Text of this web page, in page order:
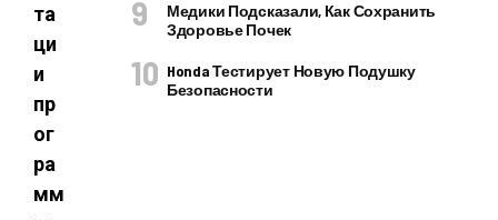
та
ци
и
пр
ог
ра
мм
Медики Подсказали, Как Сохранить
Здоровье Почек
Honda Тестирует Новую Подушку
Безопасности